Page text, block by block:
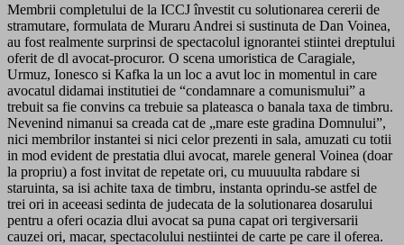
Membrii completului de la ICCJ învestit cu solutionarea cererii de
stramutare, formulata de Muraru Andrei si sustinuta de Dan Voinea,
au fost realmente surprinsi de spectacolul ignorantei stiintei dreptului
oferit de dl avocat-procuror. O scena umoristica de Caragiale,
Urmuz, Ionesco si Kafka la un loc a avut loc in momentul in care
avocatul didamai institutiei de “condamnare a comunismului” a
trebuit sa fie convins ca trebuie sa plateasca o banala taxa de timbru.
Nevenind nimanui sa creada cat de „mare este gradina Domnului”,
nici membrilor instantei si nici celor prezenti in sala, amuzati cu totii
in mod evident de prestatia dlui avocat, marele general Voinea (doar
la propriu) a fost invitat de repetate ori, cu muuuulta rabdare si
staruinta, sa isi achite taxa de timbru, instanta oprindu-se astfel de
trei ori in aceeasi sedinta de judecata de la solutionarea dosarului
pentru a oferi ocazia dlui avocat sa puna capat ori tergiversarii
cauzei ori, macar, spectacolului nestiintei de carte pe care il oferea.